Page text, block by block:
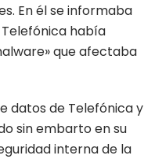
En él se informaba
había
que afectaba
datos de Telefónica y
sin embarto en su
interna de la